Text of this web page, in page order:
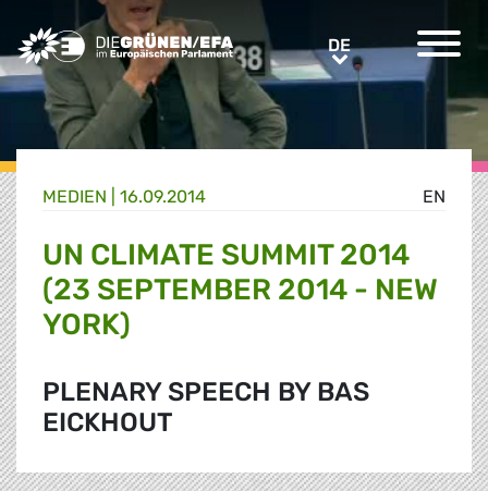
Greens/EFA Home DEDE
EN
MEDIEN 16.09.2014
UN CLIMATE SUMMIT 2014
(23 SEPTEMBER 2014 - NEW
YORK)
PLENARY SPEECH BY BAS
EICKHOUT